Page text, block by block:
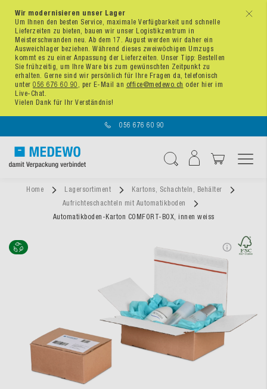
x
Wir modernisieren unser Lager
Um Ihnen den besten Service, maximale Verfügbarkeit und schnelle
Lieferzeiten zu bieten, bauen wir unser Logistikzentrum in
Meisterschwanden neu. Ab dem 17. August werden wir daher ein
Ausweichlager beziehen. Während dieses zweiwöchigen Umzugs
kommt es zu einer Anpassung der Lieferzeiten. Unser Tipp: Bestellen
Sie frühzeitig, um Ihre Ware bis zum gewünschten Zeitpunkt zu
erhalten. Gerne sind wir persönlich für Ihre Fragen da, telefonisch
unter 056 676 60 90 , per E-Mail an office@medewo.ch oder hier im
Live-Chat.
Vielen Dank für Ihr Verständnis!
056 676 60 90
Home Lagersortiment
Kartons, Schachteln, Behälter
Aufrichteschachteln mit Automatikboden
Automatikboden-Karton COMFORT-BOX, innen weiss